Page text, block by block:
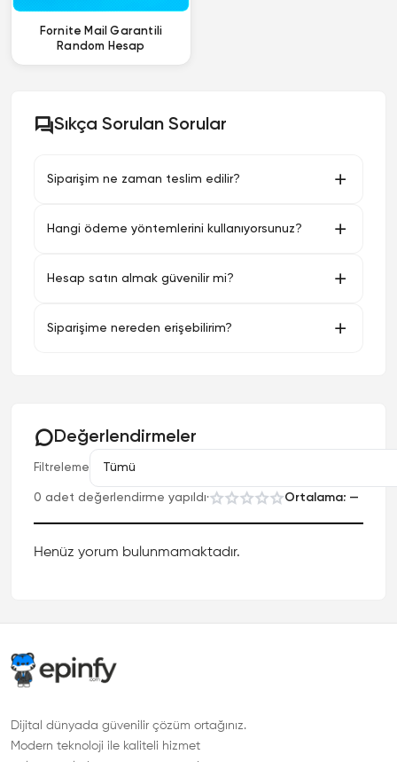
Fornite Mail Garantili
Random Hesap
Sıkça Sorulan Sorular
Siparişim ne zaman teslim edilir?
Hangi ödeme yöntemlerini kullanıyorsunuz?
Hesap satın almak güvenilir mi?
Siparişime nereden erişebilirim?
Değerlendirmeler
Filtreleme
0 adet değerlendirme yapıldı· Ortalama: —
Henüz yorum bulunmamaktadır.
Dijital dünyada güvenilir çözüm ortağınız.
Modern teknoloji ile kaliteli hizmet